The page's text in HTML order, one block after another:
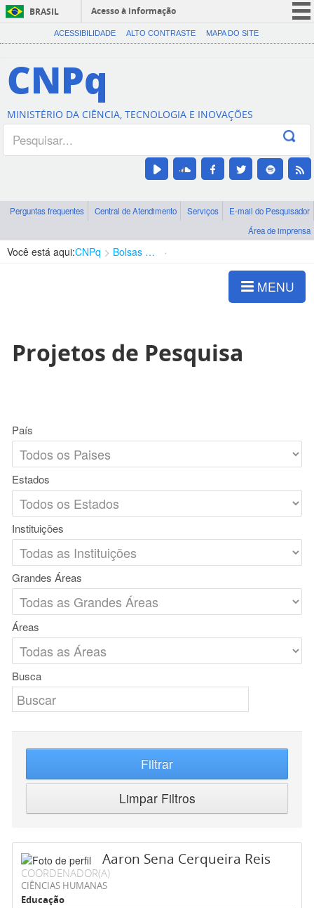
BRASIL
Acesso à informação
CORONAVÍRUS (COVID-19)
Canais
ACESSIBILIDADE ALTO CONTRASTE MAPA DO SITE
CNPq
MINISTÉRIO DA CIÊNCIA, TECNOLOGIA E INOVAÇÕES
Perguntas frequentes Central de Atendimento Serviços
E-mail do Pesquisador
Área de imprensa
Você está aqui:CNPq Bolsas e Auxílios Vigentes
MENU
Projetos de Pesquisa
País
Estados
Instituições
Grandes Áreas
Áreas
Busca
Filtrar
Limpar Filtros
Aaron Sena Cerqueira Reis
COORDENADOR(A)
CIÊNCIAS HUMANAS
Educação